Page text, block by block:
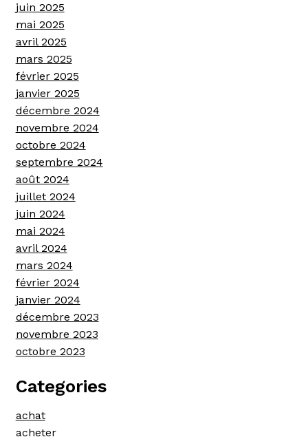
juin 2025
mai 2025
avril 2025
mars 2025
février 2025
janvier 2025
décembre 2024
novembre 2024
octobre 2024
septembre 2024
août 2024
juillet 2024
juin 2024
mai 2024
avril 2024
mars 2024
février 2024
janvier 2024
décembre 2023
novembre 2023
octobre 2023
Categories
achat
acheter